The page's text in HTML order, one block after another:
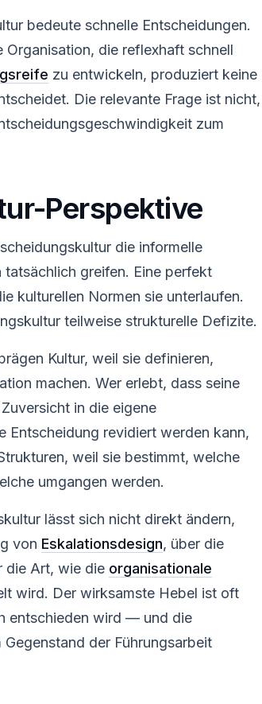
bedeute schnelle Entscheidungen.
die reflexhaft schnell
zu entwickeln, produziert keine
Die relevante Frage ist nicht,
zum
Perspektive
die informelle
greifen. Eine perfekt
kulturellen Normen sie unterlaufen.
teilweise strukturelle Defizite.
Kultur, weil sie definieren,
machen. Wer erlebt, dass seine
in die eigene
Entscheidung revidiert werden kann,
weil sie bestimmt, welche
umgangen werden.
lässt sich nicht direkt ändern,
von Eskalationsdesign, über die
die Art, wie die organisationale
wird. Der wirksamste Hebel ist oft
entschieden wird — und die
der Führungsarbeit